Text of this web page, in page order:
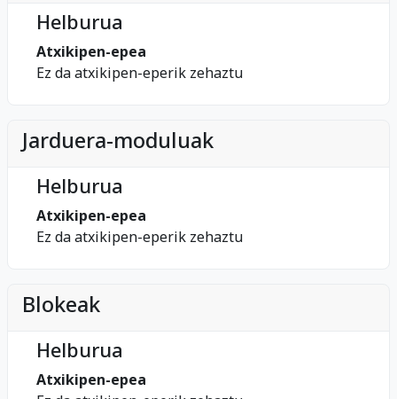
Helburua
Atxikipen-epea
Ez da atxikipen-eperik zehaztu
Jarduera-moduluak
Helburua
Atxikipen-epea
Ez da atxikipen-eperik zehaztu
Blokeak
Helburua
Atxikipen-epea